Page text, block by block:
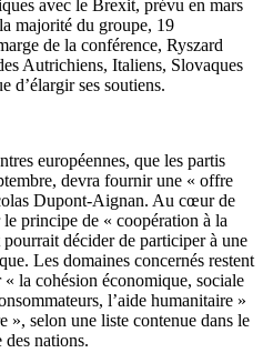
avec le Brexit, prévu en mars
majorité du groupe, 19
de la conférence, Ryszard
Autrichiens, Italiens, Slovaques
d’élargir ses soutiens.
européennes, que les partis
devra fournir une « offre
Dupont-Aignan. Au cœur de
principe de « coopération à la
décider de participer à une
Les domaines concernés restent
la cohésion économique, sociale
l’aide humanitaire »
», selon une liste contenue dans le
nations.